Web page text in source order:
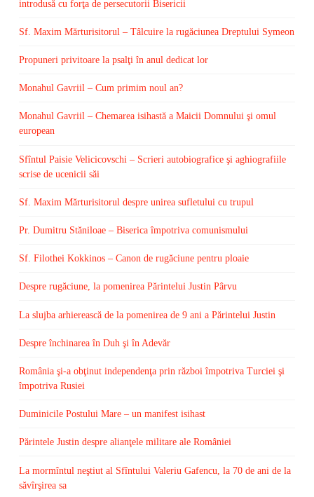
introdusă cu forţa de persecutorii Bisericii
Sf. Maxim Mărturisitorul – Tâlcuire la rugăciunea Dreptului Symeon
Propuneri privitoare la psalţi în anul dedicat lor
Monahul Gavriil – Cum primim noul an?
Monahul Gavriil – Chemarea isihastă a Maicii Domnului şi omul
european
Sfîntul Paisie Velicicovschi – Scrieri autobiografice şi aghiografiile
scrise de ucenicii săi
Sf. Maxim Mărturisitorul despre unirea sufletului cu trupul
Pr. Dumitru Stăniloae – Biserica împotriva comunismului
Sf. Filothei Kokkinos – Canon de rugăciune pentru ploaie
Despre rugăciune, la pomenirea Părintelui Justin Pârvu
La slujba arhierească de la pomenirea de 9 ani a Părintelui Justin
Despre închinarea în Duh şi în Adevăr
România şi-a obţinut independenţa prin război împotriva Turciei şi
împotriva Rusiei
Duminicile Postului Mare – un manifest isihast
Părintele Justin despre alianţele militare ale României
La mormîntul neştiut al Sfîntului Valeriu Gafencu, la 70 de ani de la
săvîrşirea sa